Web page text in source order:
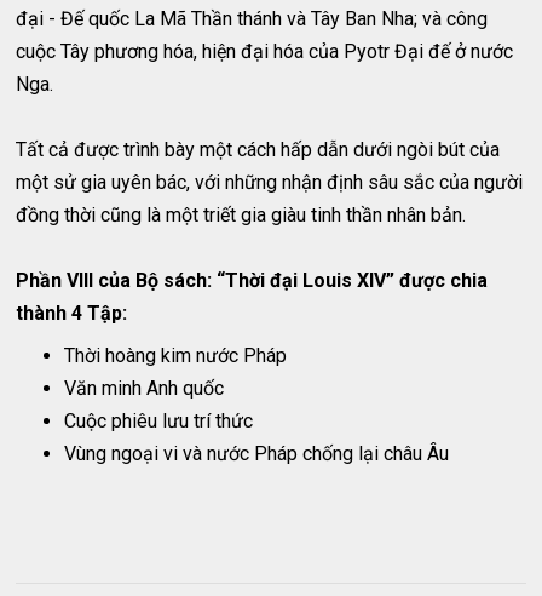
đại - Đế quốc La Mã Thần thánh và Tây Ban Nha; và công
cuộc Tây phương hóa, hiện đại hóa của Pyotr Đại đế ở nước
Nga.
Tất cả được trình bày một cách hấp dẫn dưới ngòi bút của
một sử gia uyên bác, với những nhận định sâu sắc của người
đồng thời cũng là một triết gia giàu tinh thần nhân bản.
Phần VIII của Bộ sách: “Thời đại Louis XIV” được chia
thành 4 Tập:
Thời hoàng kim nước Pháp
Văn minh Anh quốc
Cuộc phiêu lưu trí thức
Vùng ngoại vi và nước Pháp chống lại châu Âu